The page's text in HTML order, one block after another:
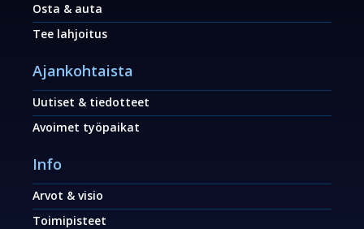
Osta & auta
Tee lahjoitus
Ajankohtaista
Uutiset & tiedotteet
Avoimet työpaikat
Info
Arvot & visio
Toimipisteet